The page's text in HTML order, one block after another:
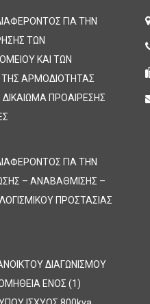
ΓΙΑ ΤΗΝ
ΤΩΝ
ΚΑΙ ΤΩΝ
ΑΡΜΟΔΙΟΤΗΤΑΣ
ΠΡΟΑΙΡΕΣΗΣ
ΓΙΑ ΤΗΝ
– ΑΝΑΒΑΘΜΙΣΗΣ –
ΠΡΟΣΤΑΣΙΑΣ
ΔΙΑΓΩΝΙΣΜΟΥ
ΕΝΟΣ (1)